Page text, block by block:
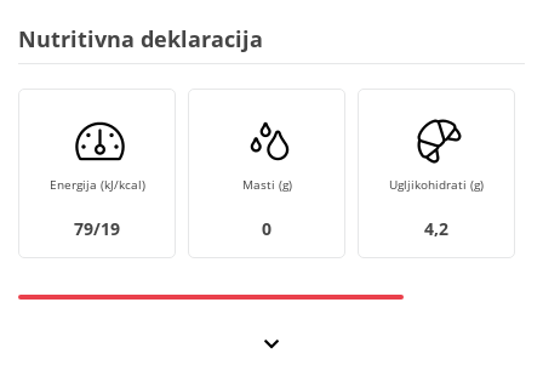
Nutritivna deklaracija
Energija (kJ/kcal)
79/19
Masti (g)
0
Ugljikohidrati (g)
4,2